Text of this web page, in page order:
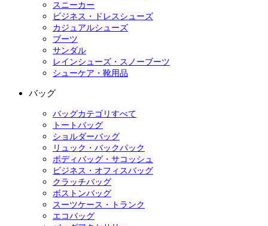
スニーカー
ビジネス・ドレスシューズ
カジュアルシューズ
ブーツ
サンダル
レインシューズ・スノーブーツ
シューケア・靴用品
バッグ
バッグカテゴリすべて
トートバッグ
ショルダーバッグ
リュック・バックパック
ボディバッグ・サコッシュ
ビジネス・オフィスバッグ
クラッチバッグ
ボストンバッグ
スーツケース・トランク
エコバッグ